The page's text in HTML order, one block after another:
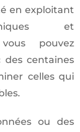
en exploitant
et
vous pouvez
des centaines
celles qui
ou des